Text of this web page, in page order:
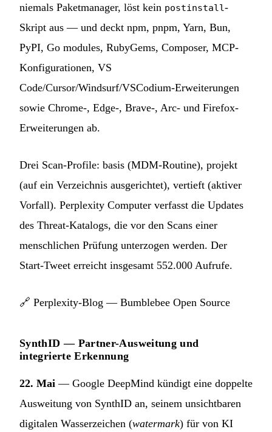
niemals Paketmanager, löst kein postinstall-
Skript aus — und deckt npm, pnpm, Yarn, Bun,
PyPI, Go modules, RubyGems, Composer, MCP-
Konfigurationen, VS
Code/Cursor/Windsurf/VSCodium-Erweiterungen
sowie Chrome-, Edge-, Brave-, Arc- und Firefox-
Erweiterungen ab.
Drei Scan-Profile: basis (MDM-Routine), projekt
(auf ein Verzeichnis ausgerichtet), vertieft (aktiver
Vorfall). Perplexity Computer verfasst die Updates
des Threat-Katalogs, die vor den Scans einer
menschlichen Prüfung unterzogen werden. Der
Start-Tweet erreicht insgesamt 552.000 Aufrufe.
🔗 Perplexity-Blog — Bumblebee Open Source
SynthID — Partner-Ausweitung und
integrierte Erkennung
22. Mai — Google DeepMind kündigt eine doppelte
Ausweitung von SynthID an, seinem unsichtbaren
digitalen Wasserzeichen (watermark) für von KI